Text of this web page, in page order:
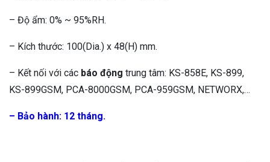
– Độ ẩm: 0% ~ 95%RH.
– Kích thước: 100(Dia.) x 48(H) mm.
– Kết nối với các báo động trung tâm: KS-858E, KS-899,
KS-899GSM, PCA-8000GSM, PCA-959GSM, NETWORX,…
– Bảo hành: 12 tháng.